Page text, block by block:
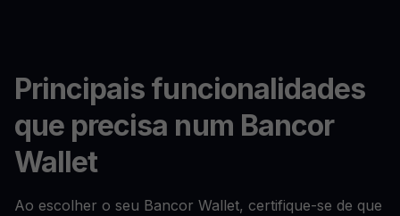
Principais funcionalidades
que precisa num Bancor
Wallet
Ao escolher o seu Bancor Wallet, certifique-se de que